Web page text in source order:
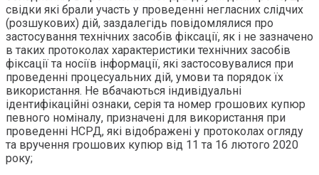
свідки які брали участь у проведенні негласних слідчих
(розшукових) дій, заздалегідь повідомлялися про
застосування технічних засобів фіксації, як і не зазначено
в таких протоколах характеристики технічних засобів
фіксації та носіїв інформації, які застосовувалися при
проведенні процесуальних дій, умови та порядок їх
використання. Не вбачаються індивідуальні
ідентифікаційні ознаки, серія та номер грошових купюр
певного номіналу, призначені для використання при
проведенні НСРД, які відображені у протоколах огляду
та вручення грошових купюр від 11 та 16 лютого 2020
року;